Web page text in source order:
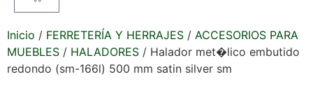
Inicio / FERRETERÍA Y HERRAJES / ACCESORIOS PARA
MUEBLES / HALADORES / Halador met�lico embutido
redondo (sm-166l) 500 mm satin silver sm